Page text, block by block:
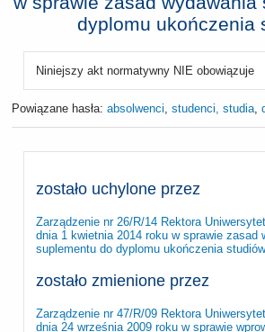
dyplomu ukończenia
Niniejszy akt normatywny NIE obowiązuje
Powiązane hasła: absolwenci studenci, studia
zostało uchylone przez
Zarządzenie nr 26/R/14 Rektora
dnia 1 kwietnia 2014 roku w sprawie zasad
suplementu do dyplomu ukończenia studiów
zostało zmienione przez
Zarządzenie nr 47/R/09 Rektora
dnia 24 września 2009 roku w sprawie